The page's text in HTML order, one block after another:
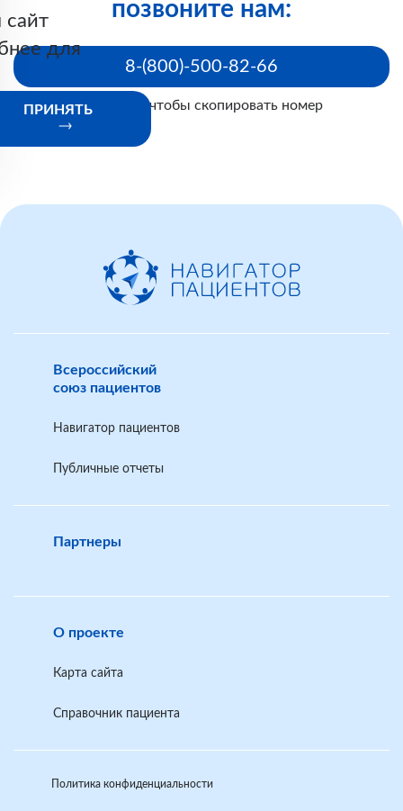
позвоните нам:
8-(800)-500-82-66
Нажмите, чтобы скопировать номер
для
ПРИНЯТЬ
Всероссийский
союз пациентов
Навигатор пациентов
Публичные отчеты
Партнеры
О проекте
Карта сайта
Справочник пациента
Политика конфиденциальности